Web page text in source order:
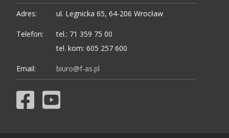
Adres: ul. Legnicka 65, 64-206 Wrocław
Telefon:
tel.: 71 359 75 00
tel. kom: 605 257 600
Email: biuro@f-as.pl